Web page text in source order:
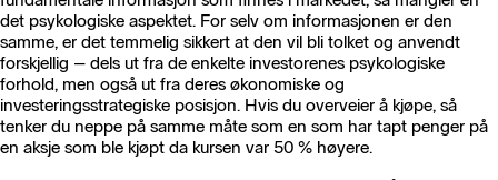
det psykologiske aspektet. For selv om informasjonen er den
samme, er det temmelig sikkert at den vil bli tolket og anvendt
forskjellig – dels ut fra de enkelte investorenes psykologiske
forhold, men også ut fra deres økonomiske og
investeringsstrategiske posisjon. Hvis du overveier å kjøpe, så
tenker du neppe på samme måte som en som har tapt penger på
en aksje som ble kjøpt da kursen var 50 % høyere.